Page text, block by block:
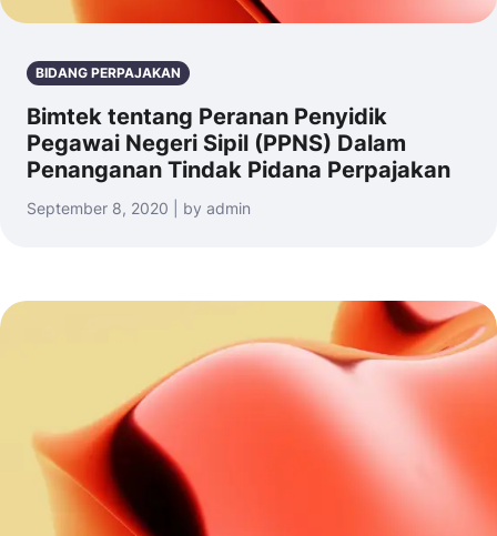
BIDANG PERPAJAKAN
Bimtek tentang Peranan Penyidik
Pegawai Negeri Sipil (PPNS) Dalam
Penanganan Tindak Pidana Perpajakan
September 8, 2020 | by admin